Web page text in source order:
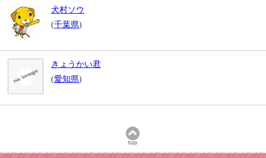
犬村ソウ
(千葉県)
きょうかい君
(愛知県)